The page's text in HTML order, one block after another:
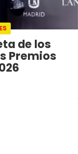
de los
Premios